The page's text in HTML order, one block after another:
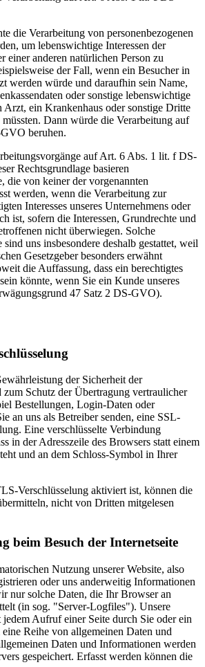
die Verarbeitung von personenbezogenen
um lebenswichtige Interessen der
einer anderen natürlichen Person zu
der Fall, wenn ein Besucher in
werden würde und daraufhin sein Name,
oder sonstige lebenswichtige
Arzt, ein Krankenhaus oder sonstige Dritte
Dann würde die Verarbeitung auf
beruhen.
auf Art. 6 Abs. 1 lit. f DS-
Rechtsgrundlage basieren
die von keiner der vorgenannten
werden, wenn die Verarbeitung zur
Interesses unseres Unternehmens oder
ist, sofern die Interessen, Grundrechte und
nicht überwiegen. Solche
uns insbesondere deshalb gestattet, weil
Gesetzgeber besonders erwähnt
die Auffassung, dass ein berechtigtes
könnte, wenn Sie ein Kunde unseres
47 Satz 2 DS-GVO).
der Sicherheit der
Schutz der Übertragung vertraulicher
Bestellungen, Login-Daten oder
an uns als Betreiber senden, eine SSL-
Eine verschlüsselte Verbindung
in der Adresszeile des Browsers statt einem
und an dem Schloss-Symbol in Ihrer
Verschlüsselung aktiviert ist, können die
nicht von Dritten mitgelesen
beim Besuch der Internetseite
Nutzung unserer Website, also
oder uns anderweitig Informationen
nur solche Daten, die Ihr Browser an
(in sog. "Server-Logfiles"). Unsere
jedem Aufruf einer Seite durch Sie oder ein
eine Reihe von allgemeinen Daten und
Daten und Informationen werden
gespeichert. Erfasst werden können die